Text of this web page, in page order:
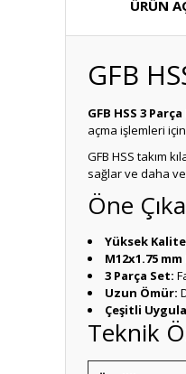
ÜRÜN
GFB
GFB HSS 3
açma işlemleri
GFB HSS takım
sağlar ve daha
Öne
Yüksek
M12x1.75
3 Parça Set:
Uzun Ömür:
Çeşitli
Teknik